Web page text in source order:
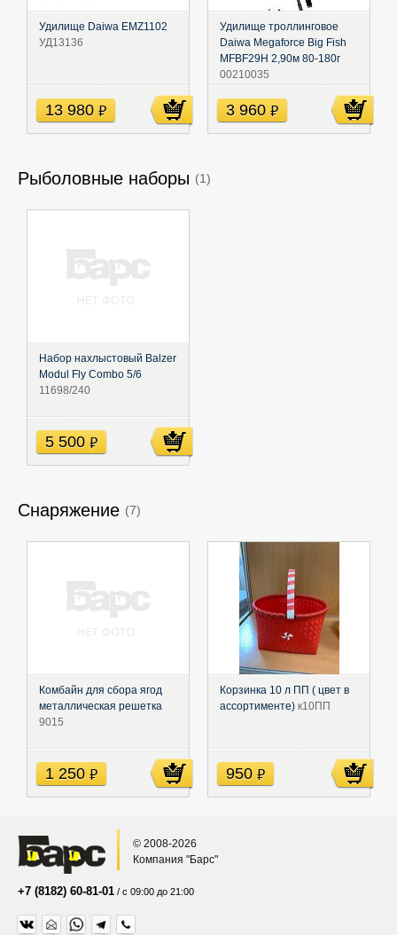
Удилище Daiwa EMZ1102
УД13136
13 980 руб
Удилище троллинговое
Daiwa Megaforce Big Fish
MFBF29H 2,90м 80-180г
00210035
3 960 руб
Рыболовные наборы (1)
Набор нахлыстовый Balzer
Modul Fly Combo 5/6
11698/240
5 500 руб
Снаряжение (7)
Комбайн для сбора ягод
металлическая решетка
9015
1 250 руб
Корзинка 10 л ПП ( цвет в
ассортименте) к10ПП
950 руб
© 2008-2026
Компания "Барс"
+7 (8182) 60-81-01 / с 09:00 до 21:00